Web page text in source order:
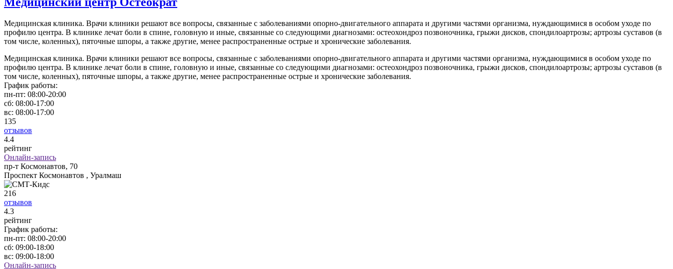
Медицинская клиника. Врачи клиники решают все вопросы, связанные с заболеваниями опорно-двигательного аппарата и другими частями организма, нуждающимися в особом уходе по
профилю центра. В клинике лечат боли в спине, головную и иные, связанные со следующими диагнозами: остеохондроз позвоночника, грыжи дисков, спондилоартрозы; артрозы суставов (в
том числе, коленных), пяточные шпоры, а также другие, менее распространенные острые и хронические заболевания.
Медицинская клиника. Врачи клиники решают все вопросы, связанные с заболеваниями опорно-двигательного аппарата и другими частями организма, нуждающимися в особом уходе по
профилю центра. В клинике лечат боли в спине, головную и иные, связанные со следующими диагнозами: остеохондроз позвоночника, грыжи дисков, спондилоартрозы; артрозы суставов (в
том числе, коленных), пяточные шпоры, а также другие, менее распространенные острые и хронические заболевания.
График работы:
пн-пт: 08:00-20:00
сб: 08:00-17:00
вс: 08:00-17:00
135
отзывов
4.4
рейтинг
Онлайн-запись
пр-т Космонавтов, 70
Проспект Космонавтов , Уралмаш
216
отзывов
4.3
рейтинг
График работы:
пн-пт: 08:00-20:00
сб: 09:00-18:00
вс: 09:00-18:00
Онлайн-запись